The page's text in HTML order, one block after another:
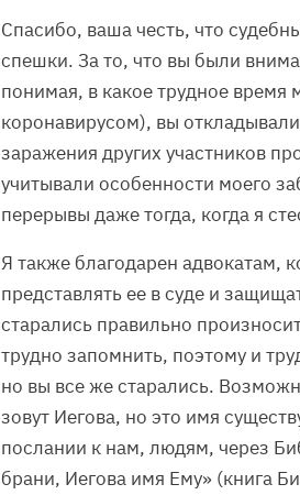
Спасибо, ваша честь, что
спешки. За то, что вы были
понимая, в какое трудное время
коронавирусом), вы
заражения других участников
учитывали особенности моего
перерывы даже тогда, когда я
Я также благодарен адвокатам,
представлять ее в суде и
старались правильно
трудно запомнить, поэтому и
но вы все же старались.
зовут Иегова, но это имя
послании к нам, людям, через
брани, Иегова имя Ему» (книга